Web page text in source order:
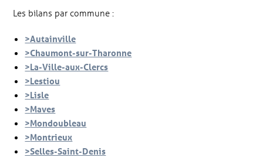
Les bilans par commune :
>Autainville
>Chaumont-sur-Tharonne
>La-Ville-aux-Clercs
>Lestiou
>Lisle
>Maves
>Mondoubleau
>Montrieux
>Selles-Saint-Denis